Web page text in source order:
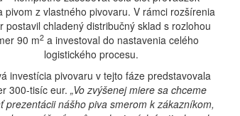
pivom z vlastného pivovaru. V rámci rozšírenia
postavil chladený distribučný sklad s rozlohou
90 m2 a investoval do nastavenia celého
logistického procesu.
investícia pivovaru v tejto fáze predstavovala
300-tisíc eur. „Vo zvýšenej miere sa chceme
prezentácii nášho piva smerom k zákazníkom,